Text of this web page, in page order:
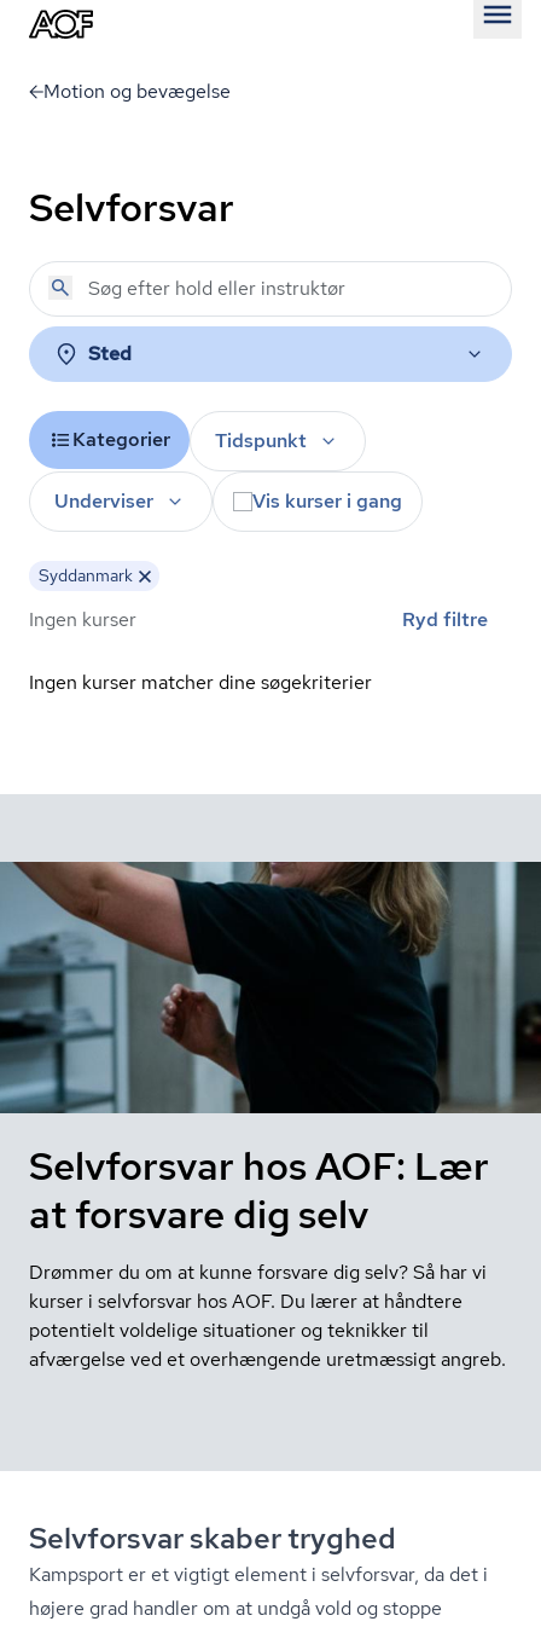
Motion og bevægelse
Selvforsvar
Sted
Kategorier Tidspunkt
Underviser Vis kurser i gang
Syddanmark
Ingen kurser Ryd filtre
Ingen kurser matcher dine søgekriterier
Selvforsvar hos AOF: Lær
at forsvare dig selv
Drømmer du om at kunne forsvare dig selv? Så har vi
kurser i selvforsvar hos AOF. Du lærer at håndtere
potentielt voldelige situationer og teknikker til
afværgelse ved et overhængende uretmæssigt angreb.
Selvforsvar skaber tryghed
Kampsport er et vigtigt element i selvforsvar, da det i
højere grad handler om at undgå vold og stoppe